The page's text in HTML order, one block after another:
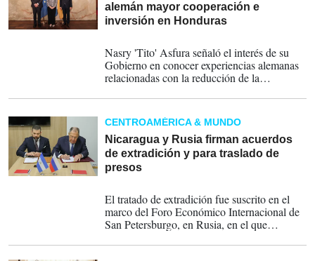
alemán mayor cooperación e
inversión en Honduras
Nasry 'Tito' Asfura señaló el interés de su
Gobierno en conocer experiencias alemanas
relacionadas con la reducción de la
fortalecimiento del sector privado.
CENTROAMÉRICA & MUNDO
Nicaragua y Rusia firman acuerdos
de extradición y para traslado de
presos
El tratado de extradición fue suscrito en el
marco del Foro Económico Internacional de
San Petersburgo, en Rusia, en el que
el Ejecutivo sandinista en una declaración.